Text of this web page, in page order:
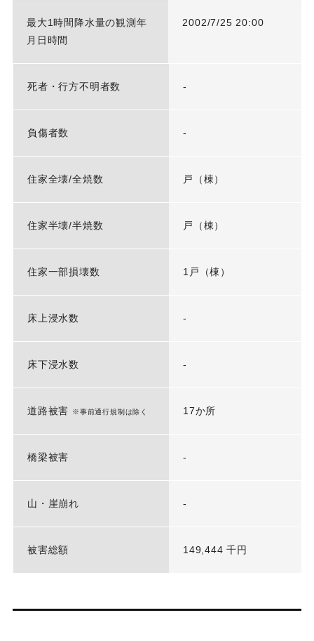
最大1時間降水量の観測年
月日時間
2002/7/25 20:00
死者・行方不明者数 -
負傷者数 -
住家全壊/全焼数 戸（棟）
住家半壊/半焼数 戸（棟）
住家一部損壊数 1戸（棟）
床上浸水数 -
床下浸水数 -
道路被害 ※事前通行規制は除く 17か所
橋梁被害 -
山・崖崩れ -
被害総額 149,444 千円